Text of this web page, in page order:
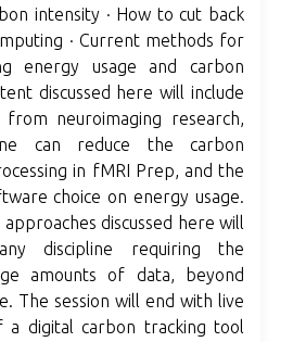
intensity · How to cut back
· Current methods for
energy usage and carbon
discussed here will include
from neuroimaging research,
can reduce the carbon
in fMRI Prep, and the
choice on energy usage.
discussed here will
discipline requiring the
amounts of data, beyond
The session will end with live
a digital carbon tracking tool